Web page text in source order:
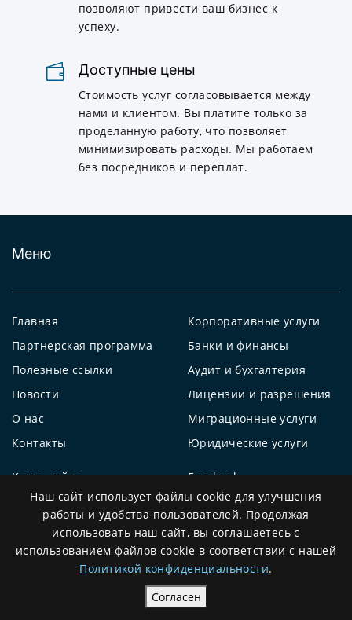
позволяют привести ваш бизнес к
успеху.
Доступные цены
Стоимость услуг согласовывается между
нами и клиентом. Вы платите только за
проделанную работу, что позволяет
минимизировать расходы. Мы работаем
без посредников и переплат.
Меню
Главная
Партнерская программа
Полезные ссылки
Новости
О нас
Контакты
Корпоративные услуги
Банки и финансы
Аудит и бухгалтерия
Лицензии и разрешения
Миграционные услуги
Юридические услуги
Карта сайта
Facebook
YouTube
Контактная информация
Наш сайт использует файлы cookie для улучшения
работы и удобства пользователей. Продолжая
использовать наш сайт, вы соглашаетесь с
использованием файлов cookie в соответствии с нашей
Политикой конфиденциальности.
Согласен